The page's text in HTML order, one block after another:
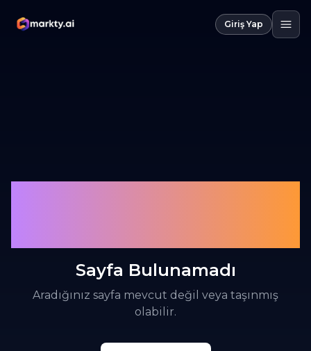
Giriş Yap
Sayfa Bulunamadı
Aradığınız sayfa mevcut değil veya taşınmış
olabilir.